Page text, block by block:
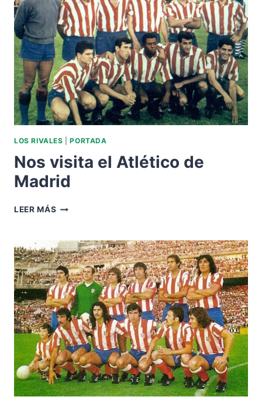
LOS RIVALES |PORTADA
Nos visita el Atlético de
Madrid
LEER MÁS NOS
ATLÉTICO
DE
MADRID